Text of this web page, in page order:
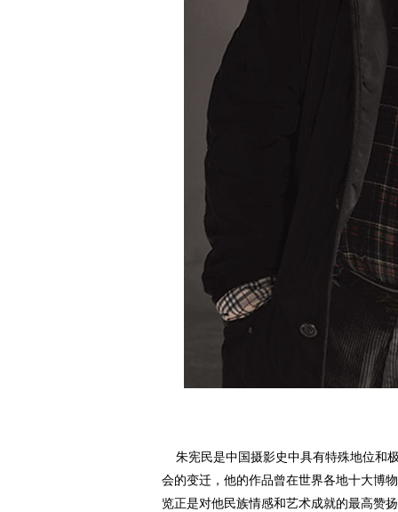
朱宪民是中国摄影史中具有特殊地位和
会的变迁，他的作品曾在世界各地十大博
览正是对他民族情感和艺术成就的最高赞